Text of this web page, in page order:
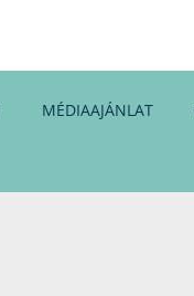
MÉDIAAJÁNLAT